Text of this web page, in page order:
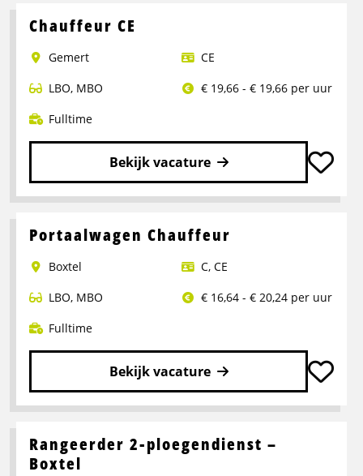
Chauffeur CE
Gemert
CE
LBO, MBO
€ 19,66 - € 19,66 per uur
Fulltime
Bekijk vacature
Lees
over
CE
Portaalwagen Chauffeur
Boxtel C, CE
LBO, MBO
€ 16,64 - € 20,24 per uur
Fulltime
Bekijk vacature
Lees
over
Portaalwagen
Rangeerder 2-ploegendienst –
Boxtel